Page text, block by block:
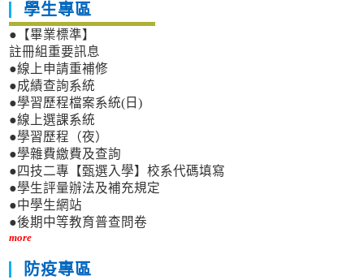
學生專區
●【畢業標準】
註冊組重要訊息
●線上申請重補修
●成績查詢系統
●學習歷程檔案系統(日)
●線上選課系統
●學習歷程（夜）
●學雜費繳費及查詢
●四技二專【甄選入學】校系代碼填寫
●學生評量辦法及補充規定
●中學生網站
●後期中等教育普查問卷
more
防疫專區